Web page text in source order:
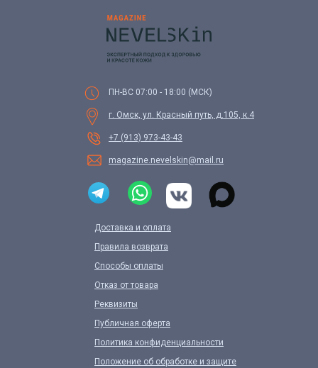
г. Омск, ул. Красный путь, д.105, к.4
+7 (913) 973-43-43
magazine.nevelskin@mail.ru
Политика конфиденциальности
Отказ от товара
Реквизиты
Способы оплаты
Положение об обработке и защите
Публичная оферта
Доставка и оплата
Правила возврата
ПН-ВС 07:00 - 18:00 (МСК)